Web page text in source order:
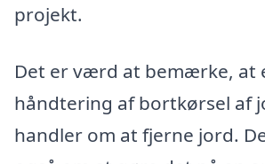
projekt.
Det er værd at bemærke, at
håndtering af bortkørsel af
handler om at fjerne jord.